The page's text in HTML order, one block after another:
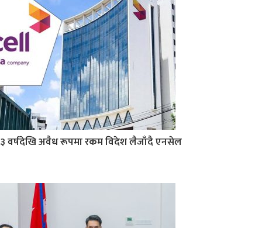
३ वर्षदेखि अवैध रूपमा रकम विदेश लैजाँदै एनसेल